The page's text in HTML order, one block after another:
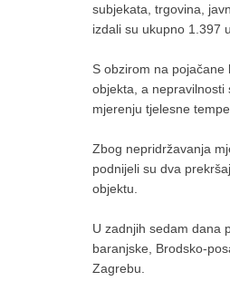
subjekata, trgovina,
izdali su ukupno 1.397
S obzirom na
objekta, a nepravilnosti
mjerenju tjelesne
Zbog nepridržavanja
podnijeli su dva
objektu.
U zadnjih sedam dana
baranjske, Brodsko-
Zagrebu.